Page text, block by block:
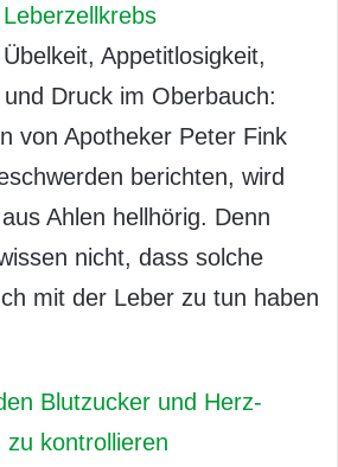
Leberzellkrebs
Übelkeit, Appetitlosigkeit,
Druck im Oberbauch:
von Apotheker Peter Fink
berichten, wird
Ahlen hellhörig. Denn
nicht, dass solche
mit der Leber zu tun haben
Blutzucker und Herz-
zu kontrollieren